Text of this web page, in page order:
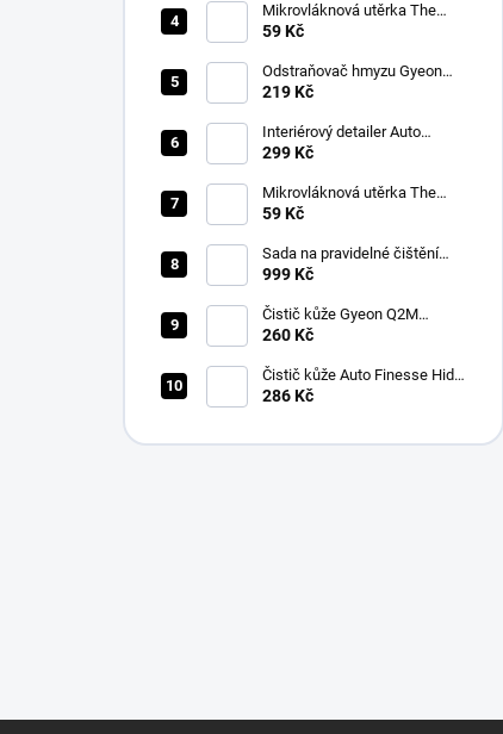
ml)
Mikrovláknová utěrka The
Collection Allround & Coating
Blue)
59 Kč
Odstraňovač hmyzu Gyeon
Q2M Bug&Grime (500 ml)
219 Kč
Interiérový detailer Auto
Finesse Spritz Interior Detail
299 Kč
Mikrovláknová utěrka The
Collection Allround & Coating
59 Kč
Sada na pravidelné čištění
kůže v automobilu od Auto
999 Kč
Čistič kůže Gyeon Q2M
LeatherCleaner NATURAL
260 Kč
Čistič kůže Auto Finesse Hide
Leather Cleanser (500 ml)
286 Kč